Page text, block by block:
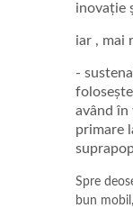
inovație
iar , mai
-
având în
primare
Spre
bun